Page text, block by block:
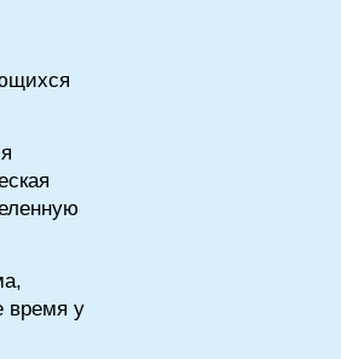
время у